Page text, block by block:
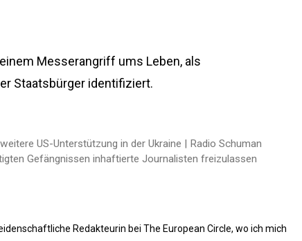
Messerangriff ums Leben, als
Staatsbürger identifiziert.
US-Unterstützung in der Ukraine | Radio Schuman
Gefängnissen inhaftierte Journalisten freizulassen
Redakteurin bei The European Circle, wo ich mich